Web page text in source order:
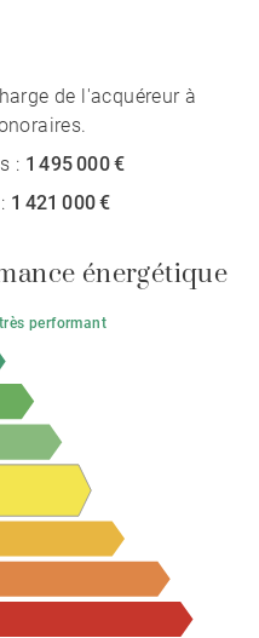
de l'acquéreur à
: 1 495 000 €
1 421 000 €
énergétique
performant